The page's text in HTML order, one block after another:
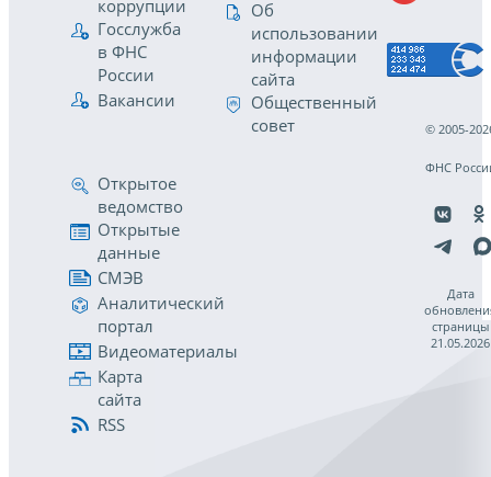
коррупции
Госслужба
в ФНС
России
Вакансии
Об
использовании
информации
сайта
Общественный
совет
Открытое
ведомство
Открытые
данные
СМЭВ
Аналитический
портал
Видеоматериалы
Карта
сайта
RSS
© 2005-
ФНС
Дата
страницы
21.05.2026